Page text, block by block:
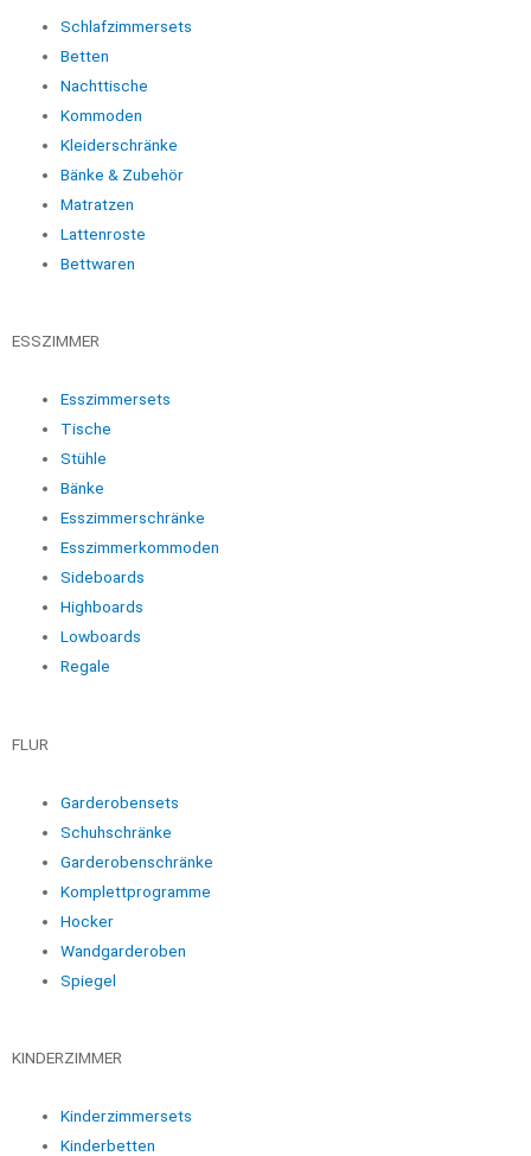
Schlafzimmersets
Betten
Nachttische
Kommoden
Kleiderschränke
Bänke & Zubehör
Matratzen
Lattenroste
Bettwaren
ESSZIMMER
Esszimmersets
Tische
Stühle
Bänke
Esszimmerschränke
Esszimmerkommoden
Sideboards
Highboards
Lowboards
Regale
FLUR
Garderobensets
Schuhschränke
Garderobenschränke
Komplettprogramme
Hocker
Wandgarderoben
Spiegel
KINDERZIMMER
Kinderzimmersets
Kinderbetten